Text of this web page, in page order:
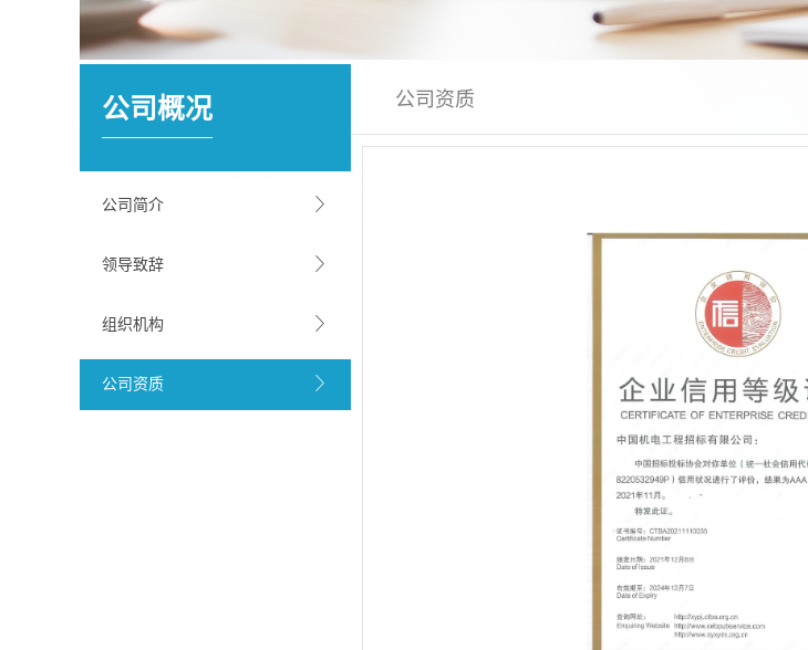
公司概况
公司简介
领导致辞
组织机构
公司资质
公司资质